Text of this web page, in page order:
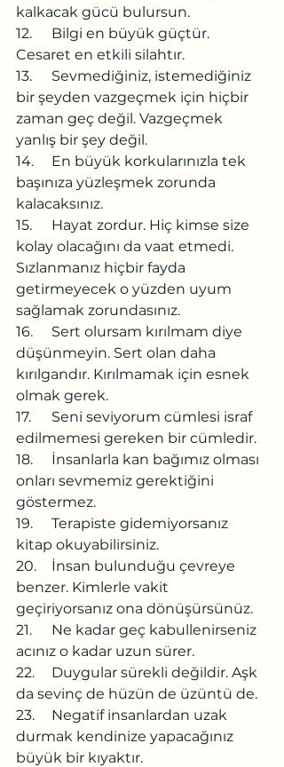
kalkacak gücü bulursun.
12.	Bilgi en büyük güçtür.
Cesaret en etkili silahtır.
13.	Sevmediğiniz, istemediğiniz
bir şeyden vazgeçmek için hiçbir
zaman geç değil. Vazgeçmek
yanlış bir şey değil.
14.	En büyük korkularınızla tek
başınıza yüzleşmek zorunda
kalacaksınız.
15.	Hayat zordur. Hiç kimse size
kolay olacağını da vaat etmedi.
Sızlanmanız hiçbir fayda
getirmeyecek o yüzden uyum
sağlamak zorundasınız.
16.	Sert olursam kırılmam diye
düşünmeyin. Sert olan daha
kırılgandır. Kırılmamak için esnek
olmak gerek.
17.	Seni seviyorum cümlesi israf
edilmemesi gereken bir cümledir.
18.	İnsanlarla kan bağımız olması
onları sevmemiz gerektiğini
göstermez.
19.	Terapiste gidemiyorsanız
kitap okuyabilirsiniz.
20.	İnsan bulunduğu çevreye
benzer. Kimlerle vakit
geçiriyorsanız ona dönüşürsünüz.
21.	Ne kadar geç kabullenirseniz
acınız o kadar uzun sürer.
22.	Duygular sürekli değildir. Aşk
da sevinç de hüzün de üzüntü de.
23.	Negatif insanlardan uzak
durmak kendinize yapacağınız
büyük bir kıyaktır.